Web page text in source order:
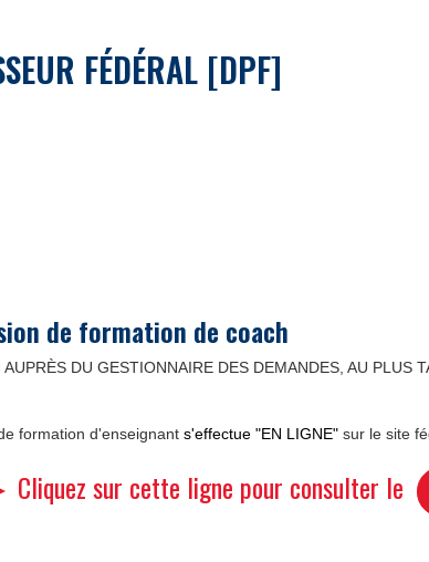
FÉDÉRAL [DPF]
de formation de coach
DU GESTIONNAIRE DES DEMANDES, AU PLUS
formation d'enseignant s'effectue "EN LIGNE" sur le site
Cliquez sur cette ligne pour consulter le